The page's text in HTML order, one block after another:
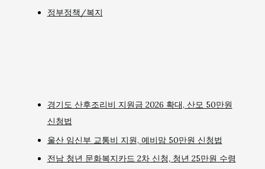
정부정책/복지
경기도 산후조리비 지원금 2026 확대, 산모 50만원
신청법
울산 임신부 교통비 지원, 예비맘 50만원 신청법
전남 청년 문화복지카드 2차 신청, 청년 25만원 수령